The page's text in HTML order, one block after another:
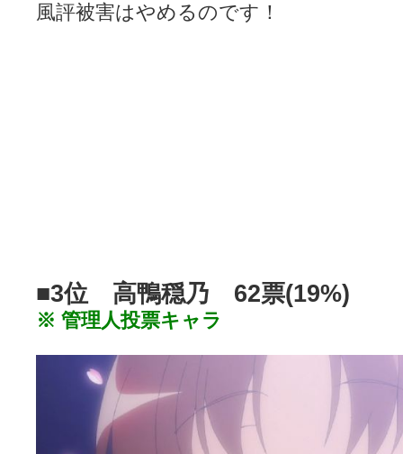
風評被害はやめるのです！
■3位 高鴨穏乃 62票(19%)
※ 管理人投票キャラ